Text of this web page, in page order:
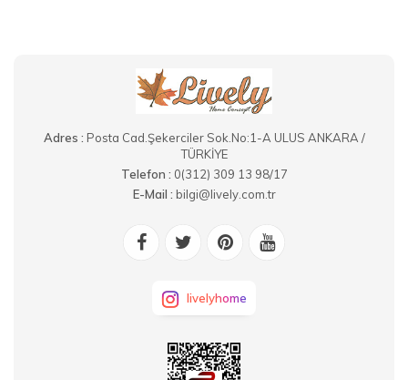
Adres : Posta Cad.Şekerciler Sok.No:1-A ULUS ANKARA /
TÜRKİYE
Telefon : 0(312) 309 13 98/17
E-Mail : bilgi@lively.com.tr
livelyhome